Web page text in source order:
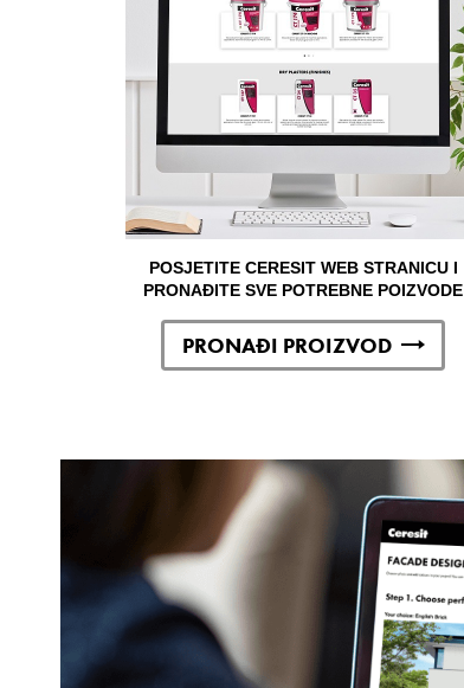
POSJETITE CERESIT WEB STRANICU I
PRONAĐITE SVE POTREBNE POIZVODE
PRONAĐI PROIZVOD